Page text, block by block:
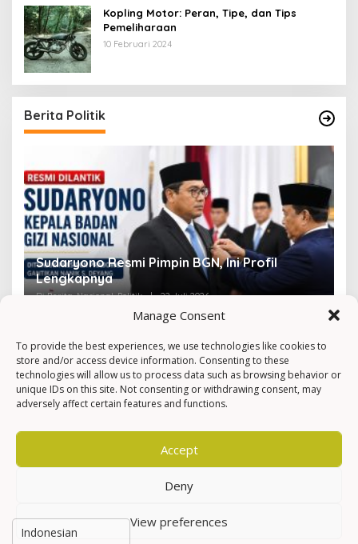
Manage Consent
To provide the best experiences, we use technologies like cookies to
store and/or access device information. Consenting to these
technologies will allow us to process data such as browsing behavior or
unique IDs on this site. Not consenting or withdrawing consent, may
adversely affect certain features and functions.
Accept
Deny
View preferences
Kopling Motor: Peran, Tipe, dan Tips
Pemeliharaan
10 Februari 2024
Berita Politik
Sudaryono Resmi Pimpin BGN, Ini Profil
Lengkapnya
Di Berita, Nasional, Politik | 22 Juli 2026 Di
Hak Cipta © Newkarma
Privacy Policy & Terms of Service
Indeks Berita